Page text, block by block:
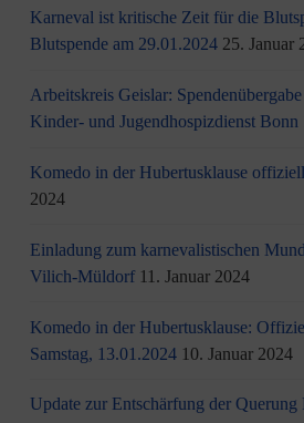
Karneval ist kritische Zeit für die
Blutspende am 29.01.2024 25. Januar
Arbeitskreis Geislar:
Kinder- und Jugendhospizdienst Bonn
Komedo in der Hubertusklause
2024
Einladung zum karnevalistischen
Vilich-Müldorf 11. Januar 2024
Komedo in der Hubertusklause:
Samstag, 13.01.2024 10. Januar 2024
Update zur Entschärfung der Querung